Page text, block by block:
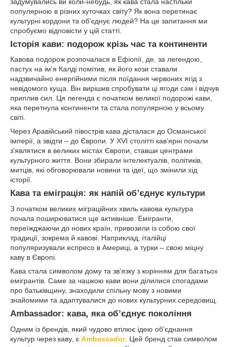
популярною в різних куточках світу? Як вона перетинає
культурні кордони та об'єднує людей? На це запитання ми
спробуємо відповісти у цій статті.
Історія кави: подорож крізь час та континенти
Кавова подорож розпочалася в Ефіопії, де, за легендою,
пастух на ім'я Калді помітив, як його кози ставали
надзвичайно енергійними після поїдання червоних ягід з
невідомого куща. Він вирішив спробувати ці ягоди сам і відчув
приплив сил. Ця легенда є початком великої подорожі кави,
яка перетнула континенти та стала популярною у всьому
світі.
Через Аравійський півострів кава дісталася до Османської
імперії, а звідти – до Європи. У XVI столітті кав’ярні почали
з'являтися в великих містах Європи, ставши центрами
культурного життя. Вони збирали інтелектуалів, політиків,
митців, які обговорювали новини та ідеї, що змінили хід
історії.
Кава та еміграція: як напій об’єднує культури
З початком великих міграційних хвиль кавова культура
почала поширюватися ще активніше. Емігранти,
переїжджаючи до нових країн, привозили із собою свої
традиції, зокрема й кавові. Наприклад, італійці
популяризували еспресо в Америці, а турки – свою міцну
каву в Європі.
Кава стала символом дому та зв'язку з корінням для багатьох
емігрантів. Саме за чашкою кави вони ділилися спогадами
про батьківщину, знаходили спільну мову з новими
знайомими та адаптувалися до нових культурних середовищ.
Ambassador: кава, яка об’єднує покоління
Одним із брендів, який чудово втілює ідею об’єднання
культур через каву, є Ambassador. Цей бренд став символом